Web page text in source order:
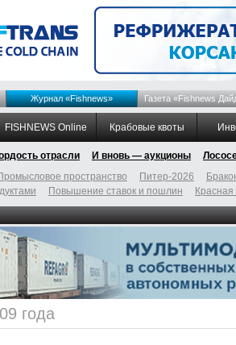
Журнал «Fishnews» Газета «Fishnews
FISHNEWS Online Крабовые квоты
отрасли И вновь — аукционы
пространство Питер-2026
Повышение ставок и пошлин
года